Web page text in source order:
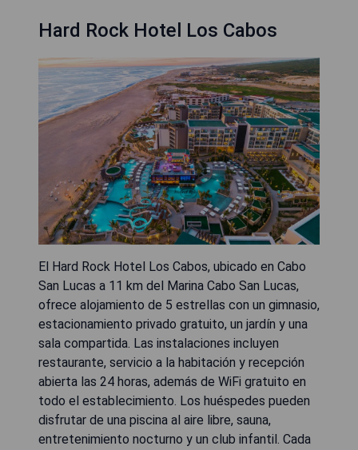
Hard Rock Hotel Los Cabos
El Hard Rock Hotel Los Cabos, ubicado en Cabo
San Lucas a 11 km del Marina Cabo San Lucas,
ofrece alojamiento de 5 estrellas con un gimnasio,
estacionamiento privado gratuito, un jardín y una
sala compartida. Las instalaciones incluyen
restaurante, servicio a la habitación y recepción
abierta las 24 horas, además de WiFi gratuito en
todo el establecimiento. Los huéspedes pueden
disfrutar de una piscina al aire libre, sauna,
entretenimiento nocturno y un club infantil. Cada